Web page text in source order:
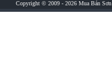
Copyright © 2009 - 2026 Mua Bán Sơn